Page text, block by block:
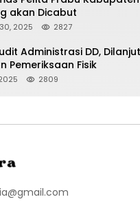
akan Dicabut
2025 2827
Administrasi DD,
Pemeriksaan Fisik
2809